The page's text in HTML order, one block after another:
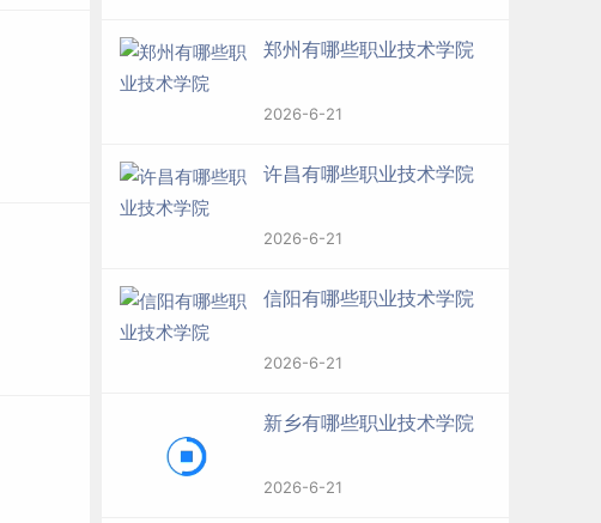
郑州有哪些职业技术学院
2026-6-21
许昌有哪些职业技术学院
2026-6-21
信阳有哪些职业技术学院
2026-6-21
新乡有哪些职业技术学院
2026-6-21